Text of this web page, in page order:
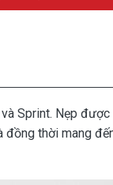
Sprint. Nẹp
thời mang